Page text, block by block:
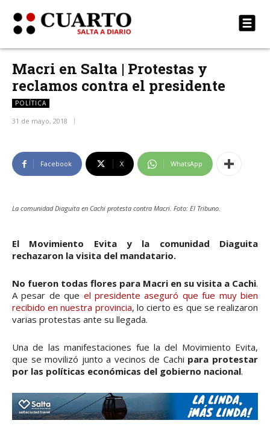
Macri en Salta | Protestas y
reclamos contra el presidente
POLÍTICA
31 de mayo, 2018
Facebook X WhatsApp
La comunidad Diaguita en Cachi protesta contra Macri. Foto: El Tribuno.
El Movimiento Evita y la comunidad Diaguita
rechazaron la visita del mandatario.
No fueron todas flores para Macri en su visita a Cachi.
A pesar de que el presidente aseguró que fue muy bien
recibido en nuestra provincia, lo cierto es que se realizaron
varias protestas ante su llegada.
Una de las manifestaciones fue la del Movimiento Evita,
que se movilizó junto a vecinos de Cachi para protestar
por las políticas económicas del gobierno nacional.